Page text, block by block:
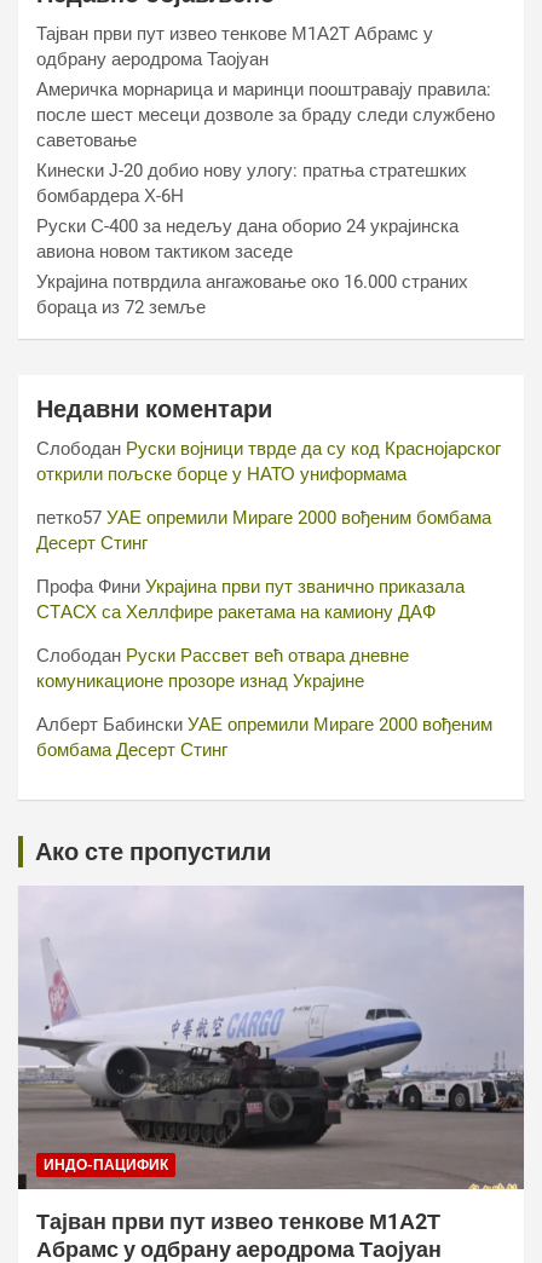
Тајван први пут извео тенкове М1А2Т Абрамс у
одбрану аеродрома Таојуан
Америчка морнарица и маринци пооштравају правила:
после шест месеци дозволе за браду следи службено
саветовање
Кинески Ј-20 добио нову улогу: пратња стратешких
бомбардера Х-6Н
Руски С-400 за недељу дана оборио 24 украјинска
авиона новом тактиком заседе
Украјина потврдила ангажовање око 16.000 страних
бораца из 72 земље
Недавни коментари
Слободан Руски војници тврде да су код Краснојарског
открили пољске борце у НАТО униформама
петко57 УАЕ опремили Мираге 2000 вођеним бомбама
Десерт Стинг
Профа Фини Украјина први пут званично приказала
СТАСХ са Хеллфире ракетама на камиону ДАФ
Слободан Руски Рассвет већ отвара дневне
комуникационе прозоре изнад Украјине
Алберт Бабински УАЕ опремили Мираге 2000 вођеним
бомбама Десерт Стинг
Ако сте пропустили
ИНДО-ПАЦИФИК
Тајван први пут извео тенкове М1А2Т
Абрамс у одбрану аеродрома Таојуан